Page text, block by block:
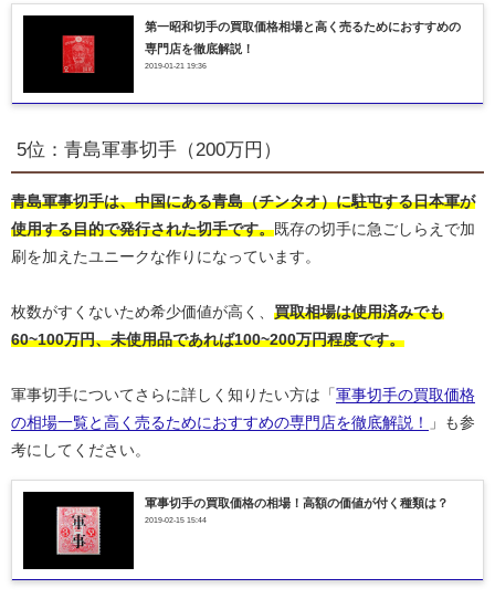
第一昭和切手の買取価格相場と高く売るためにおすすめの
専門店を徹底解説！
2019-01-21 19:36
5位：青島軍事切手（200万円）
青島軍事切手は、中国にある青島（チンタオ）に駐屯する日本軍が
使用する目的で発行された切手です。既存の切手に急ごしらえで加
刷を加えたユニークな作りになっています。
枚数がすくないため希少価値が高く、 買取相場は使用済みでも
60~100万円、未使用品であれば100~200万円程度です。
軍事切手についてさらに詳しく知りたい方は「 軍事切手の買取価格
の相場一覧と高く売るためにおすすめの専門店を徹底解説！
」も参
考にしてください。
軍事切手の買取価格の相場！高額の価値が付く種類は？
2019-02-15 15:44